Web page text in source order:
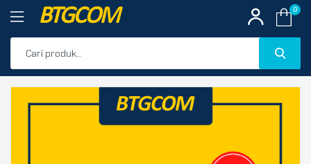
BTGCOM 0
PRODUK UNGGULAN
🔍